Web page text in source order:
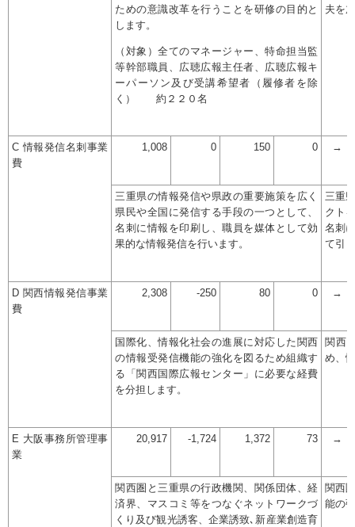
ための意識改革を行うことを研修の目的と
します。
（対象）全てのマネージャー、特命担当監
等幹部職員、広聴広報主任者、広聴広報キ
ーパーソン及び受講希望者（履修者を除
く） 約２２０名
夫を
C 情報発信名刺事業
費
1,008 0 150 0 →
三重県の情報発信や県政の重要施策を広く
県民や全国に発信する手段の一つとして、
名刺に情報を印刷し、職員を媒体として効
果的な情報発信を行います。
三重
クト
名刺
て引
D 関西情報発信事業
費
2,308 -250 80 0 →
国際化、情報化社会の進展に対応した関西
の情報受発信機能の強化を図るため組織す
る「関西国際広報センター」に必要な経費
を分担します。
関西
め、
E 大阪事務所管理事
業
20,917 -1,724 1,372 73 →
関西圏と三重県の行政機関、関係団体、経
済界、マスコミ等をつなぐネットワークづ
くり及び観光誘客、企業誘致､新産業創造育
関西
能の